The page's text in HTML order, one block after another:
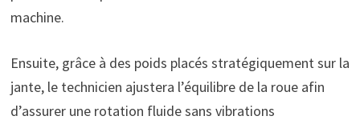
machine.
Ensuite, grâce à des poids placés stratégiquement sur la
jante, le technicien ajustera l’équilibre de la roue afin
d’assurer une rotation fluide sans vibrations